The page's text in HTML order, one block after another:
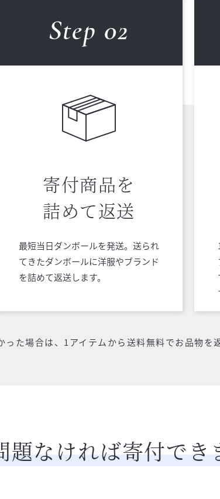
Step 02
寄付商品を
詰めて返送
最短当日ダンボールを発送。送られ
てきたダンボールに洋服やブランド
を詰めて返送します。
た場合は、1アイテムから送料無料でお品物を
題なければ寄付でき